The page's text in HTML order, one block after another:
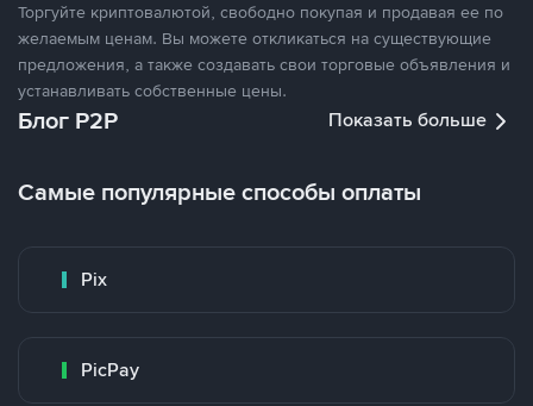
Торгуйте криптовалютой, свободно покупая и продавая ее по
желаемым ценам. Вы можете откликаться на существующие
предложения, а также создавать свои торговые объявления и
устанавливать собственные цены.
Блог P2P Показать больше
Самые популярные способы оплаты
Pix
PicPay